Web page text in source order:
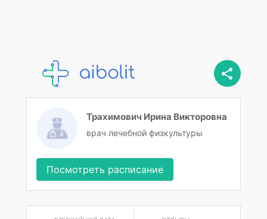
Трахимович Ирина Викторовна
врач лечебной физкультуры
Посмотреть расписание